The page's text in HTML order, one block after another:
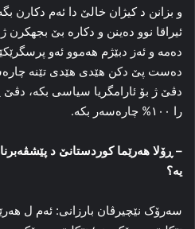
و بزانن د کیژان خالێ دا ئه‌م دکارن
ئیراقا نوو ده‌ینن و دکاره‌ بێ بجهکرن
ده‌مه‌ و ئه‌ز دبێژم هه‌موو ئه‌و
ده‌ست پێ دکن هێدی هێدی تێنه‌
دڤێ ژ بۆ ئارامگریا سیاسی بکه‌،
را ١٠٠% چاره‌سه‌ر بکه‌.
– ڕۆلا هه‌رێما کوردستانێ د
یه‌؟
سه‌رۆک نێچیرڤان بارزانی: ئه‌م ل